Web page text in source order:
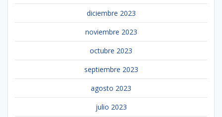
diciembre 2023
noviembre 2023
octubre 2023
septiembre 2023
agosto 2023
julio 2023